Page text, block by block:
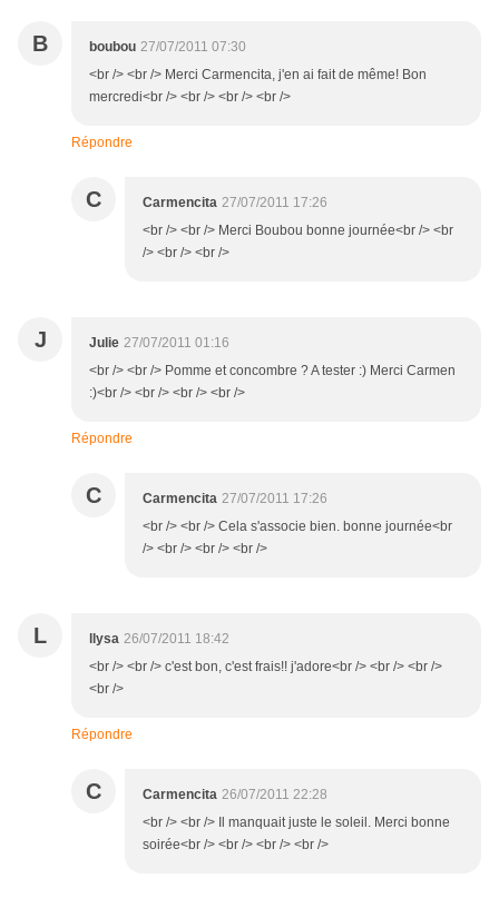
B boubou 27/07/2011 07:30
<br /> <br /> Merci Carmencita, j'en ai fait de même! Bon
mercredi<br /> <br /> <br /> <br />
Répondre
C Carmencita 27/07/2011 17:26
<br /> <br /> Merci Boubou bonne journée<br /> <br
/> <br /> <br />
J Julie 27/07/2011 01:16
<br /> <br /> Pomme et concombre ? A tester :) Merci Carmen
:)<br /> <br /> <br /> <br />
Répondre
C Carmencita 27/07/2011 17:26
<br /> <br /> Cela s'associe bien. bonne journée<br
/> <br /> <br /> <br />
L llysa 26/07/2011 18:42
<br /> <br /> c'est bon, c'est frais!! j'adore<br /> <br /> <br />
<br />
Répondre
C Carmencita 26/07/2011 22:28
<br /> <br /> Il manquait juste le soleil. Merci bonne
soirée<br /> <br /> <br /> <br />